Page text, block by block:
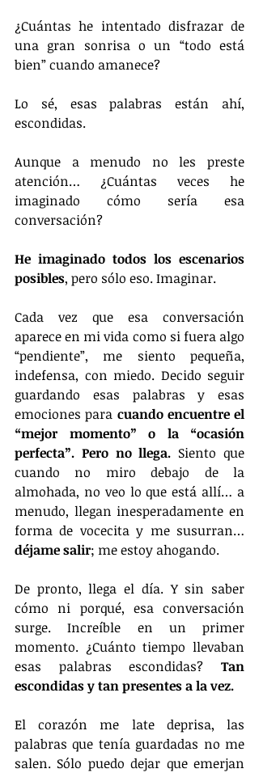
¿Cuántas he intentado disfrazar de
una gran sonrisa o un “todo está
bien” cuando amanece?
Lo sé, esas palabras están ahí,
escondidas.
Aunque a menudo no les preste
atención… ¿Cuántas veces he
imaginado cómo sería esa
conversación?
He imaginado todos los escenarios
posibles, pero sólo eso. Imaginar.
Cada vez que esa conversación
aparece en mi vida como si fuera algo
“pendiente”, me siento pequeña,
indefensa, con miedo. Decido seguir
guardando esas palabras y esas
emociones para cuando encuentre el
“mejor momento” o la “ocasión
perfecta”. Pero no llega. Siento que
cuando no miro debajo de la
almohada, no veo lo que está allí… a
menudo, llegan inesperadamente en
déjame salir; me estoy ahogando.
De pronto, llega el día. Y sin saber
cómo ni porqué, esa conversación
surge. Increíble en un primer
momento. ¿Cuánto tiempo llevaban
esas palabras escondidas? Tan
escondidas y tan presentes a la vez.
El corazón me late deprisa, las
palabras que tenía guardadas no me
salen. Sólo puedo dejar que emerjan